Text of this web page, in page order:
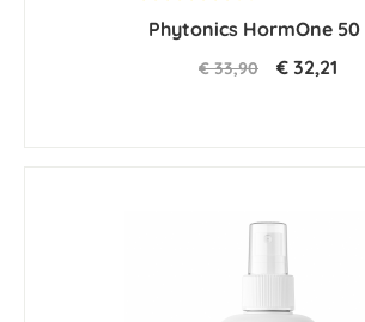
rating
Phytonics HormOne 50
€ 33,90 € 32,21